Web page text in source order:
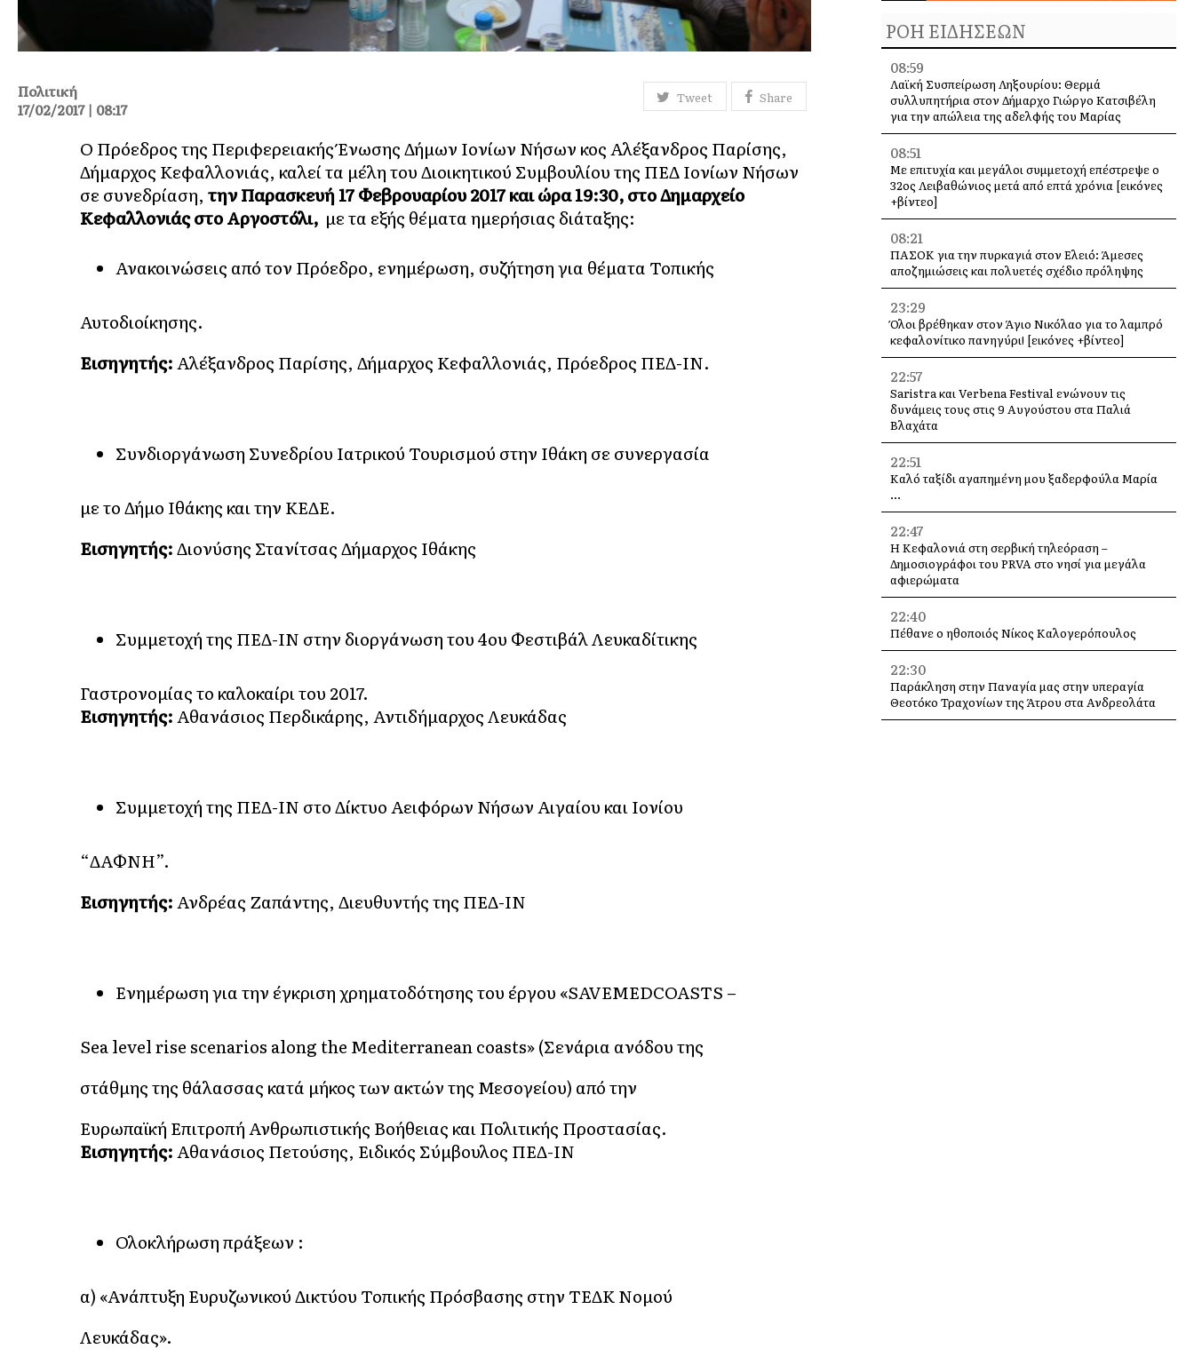
Tweet Share
Πολιτική
17/02/2017 | 08:17
Ο Πρόεδρος της Περιφερειακής Ένωσης Δήμων Ιονίων Νήσων κος Αλέξανδρος Παρίσης,
Δήμαρχος Κεφαλλονιάς, καλεί τα μέλη του Διοικητικού Συμβουλίου της ΠΕΔ Ιονίων Νήσων
σε συνεδρίαση, τηνΠαρασκευή 17 Φεβρουαρίου2017και ώρα 19:30, στο Δημαρχείο
Κεφαλλονιάς στο Αργοστόλι, με τα εξής θέματα ημερήσιας διάταξης:
Ανακοινώσεις από τον Πρόεδρο, ενημέρωση, συζήτηση για θέματα Τοπικής
Αυτοδιοίκησης.
Εισηγητής: Αλέξανδρος Παρίσης, Δήμαρχος Κεφαλλονιάς, Πρόεδρος ΠΕΔ-ΙΝ.
Συνδιοργάνωση Συνεδρίου Ιατρικού Τουρισμού στην Ιθάκη σε συνεργασία
με το Δήμο Ιθάκης και την ΚΕΔΕ.
Εισηγητής:Διονύσης Στανίτσας Δήμαρχος Ιθάκης
Συμμετοχή της ΠΕΔ-ΙΝ στην διοργάνωση του 4ου Φεστιβάλ Λευκαδίτικης
Γαστρονομίας το καλοκαίρι του 2017.
Εισηγητής: Αθανάσιος Περδικάρης, Αντιδήμαρχος Λευκάδας
Συμμετοχή της ΠΕΔ-ΙΝ στο Δίκτυο Αειφόρων Νήσων Αιγαίου και Ιονίου
“ΔΑΦΝΗ”.
Εισηγητής: Ανδρέας Ζαπάντης, Διευθυντής της ΠΕΔ-ΙΝ
Ενημέρωση για την έγκριση χρηματοδότησης του έργου «SAVEMEDCOASTS –
Sea level rise scenarios along the Mediterranean coasts» (Σενάρια ανόδου της
στάθμης της θάλασσας κατά μήκος των ακτών της Μεσογείου) από την
Ευρωπαϊκή Επιτροπή Ανθρωπιστικής Βοήθειας και Πολιτικής Προστασίας.
Εισηγητής: Αθανάσιος Πετούσης, Ειδικός Σύμβουλος ΠΕΔ-ΙΝ
Ολοκλήρωση πράξεων :
α) «Ανάπτυξη Ευρυζωνικού Δικτύου Τοπικής Πρόσβασης στην ΤΕΔΚ Νομού
Λευκάδας».
ΡΟΗ ΕΙΔΗΣΕΩΝ
08:59
Λαϊκή Συσπείρωση Ληξουρίου: Θερμά
συλλυπητήρια στον Δήμαρχο Γιώργο Κατσιβέλη
για την απώλεια της αδελφής του Μαρίας
08:51
Με επιτυχία και μεγάλοι συμμετοχή επέστρεψε ο
32ος Λειβαθώνιος μετά από επτά χρόνια [εικόνες
+βίντεο]
08:21
ΠΑΣΟΚ για την πυρκαγιά στον Ελειό: Άμεσες
αποζημιώσεις και πολυετές σχέδιο πρόληψης
23:29
Όλοι βρέθηκαν στον Άγιο Νικόλαο για το λαμπρό
κεφαλονίτικο πανηγύρι! [εικόνες +βίντεο]
22:57
Saristra και Verbena Festival ενώνουν τις
δυνάμεις τους στις 9 Αυγούστου στα Παλιά
Βλαχάτα
22:51
Καλό ταξίδι αγαπημένη μου ξαδερφούλα Μαρία
…
22:47
Η Κεφαλονιά στη σερβική τηλεόραση –
Δημοσιογράφοι του PRVA στο νησί για μεγάλα
αφιερώματα
22:40
Πέθανε ο ηθοποιός Νίκος Καλογερόπουλος
22:30
Παράκληση στην Παναγία μας στην υπεραγία
Θεοτόκο Τραχονίων της Άτρου στα Ανδρεολάτα